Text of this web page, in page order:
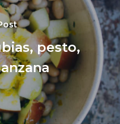
pesto,